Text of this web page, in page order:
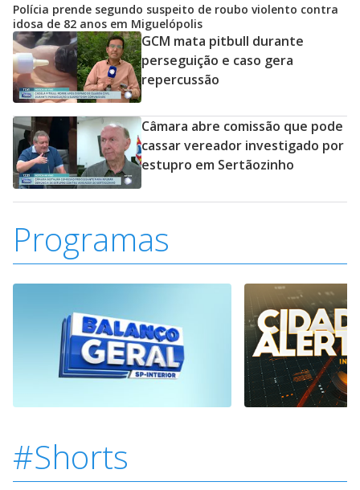
Polícia prende segundo suspeito de roubo violento contra
idosa de 82 anos em Miguelópolis
GCM mata pitbull durante
perseguição e caso gera
repercussão
Câmara abre comissão que pode
cassar vereador investigado por
estupro em Sertãozinho
Programas
#Shorts